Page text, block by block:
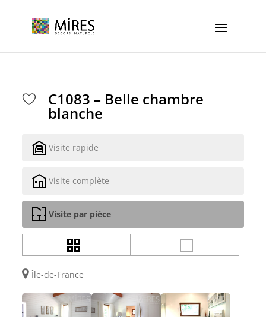
C1083 – Belle chambre
blanche
Visite rapide
Visite complète
Visite par pièce
Île-de-France